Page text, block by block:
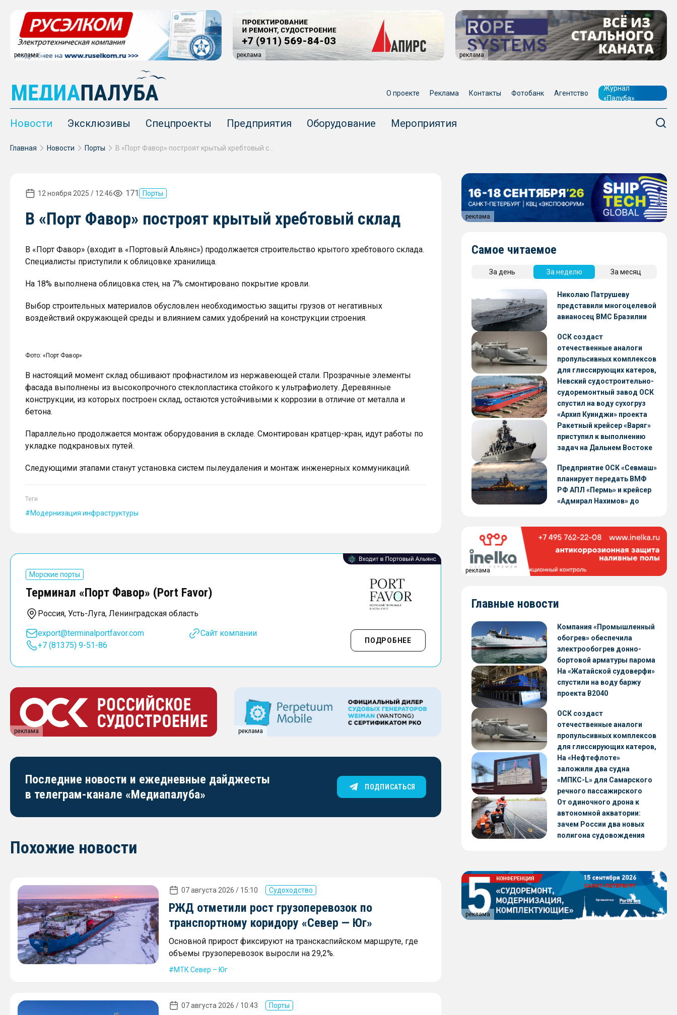
реклама реклама реклама
О проекте Реклама Контакты Фотобанк Агентство
Журнал
«Палуба»
Новости Эксклюзивы Спецпроекты Предприятия Оборудование Мероприятия
Главная Новости Порты
12 ноября 2025 / 12:46 171 Порты
В «Порт Фавор» построят крытый хребтовый склад
В «Порт Фавор» (входит в «Портовый Альянс») продолжается строительство крытого хребтового склада.
Специалисты приступили к облицовке хранилища.
На 18% выполнена облицовка стен, на 7% смонтировано покрытие кровли.
Выбор строительных материалов обусловлен необходимостью защиты грузов от негативных
воздействий окружающей среды и влиянием самих удобрений на конструкции строения.
Фото: «Порт Фавор»
В настоящий момент склад обшивают профнастилом из нержавеющей стали. Прозрачные элементы
фасада выполнены из высокопрочного стеклопластика стойкого к ультрафиолету. Деревянные
конструкции, из которых построен склад, остаются устойчивыми к коррозии в отличие от металла и
бетона.
Параллельно продолжается монтаж оборудования в складе. Смонтирован кратцер-кран, идут работы по
укладке подкрановых путей.
Следующими этапами станут установка систем пылеудаления и монтаж инженерных коммуникаций.
Теги
Модернизация инфраструктуры
Морские порты
Терминал «Порт Фавор» (Port Favor)
Россия, Усть-Луга, Ленинградская область
export@terminalportfavor.com
+7 (81375) 9-51-86
Сайт компании
ПОДРОБНЕЕ
реклама реклама
Последние новости и ежедневные дайджесты
в телеграм-канале «Медиапалуба»
ПОДПИСАТЬСЯ
Похожие новости
07 августа 2026 / 15:10 Судоходство
РЖД отметили рост грузоперевозок по
транспортному коридору «Север — Юг»
Основной прирост фиксируют на транскаспийском маршруте, где
объемы грузоперевозок выросли на 29,2%.
МТК Север – Юг
07 августа 2026 / 10:43 Порты
реклама
Самое читаемое
За день За неделю За месяц
Николаю Патрушеву
представили многоцелевой
авианосец ВМС Бразилии
ОСК создаст
отечественные аналоги
пропульсивных комплексов
для глиссирующих катеров,
скоростных судов и судов с
малой осадкой
Невский судостроительно-
судоремонтный завод ОСК
спустил на воду сухогруз
«Архип Куинджи» проекта
RSD59
Ракетный крейсер «Варяг»
приступил к выполнению
задач на Дальнем Востоке
Предприятие ОСК «Севмаш»
планирует передать ВМФ
РФ АПЛ «Пермь» и крейсер
«Адмирал Нахимов» до
реклама
Главные новости
Компания «Промышленный
обогрев» обеспечила
электрообогрев донно-
бортовой арматуры парома
«Петропавловск» проекта
CNF22
На «Жатайской судоверфи»
спустили на воду баржу
проекта В2040
ОСК создаст
отечественные аналоги
пропульсивных комплексов
для глиссирующих катеров,
скоростных судов и судов с
малой осадкой
На «Нефтефлоте»
заложили два судна
«МПКС-L» для Самарского
речного пассажирского
предприятия
От одиночного дрона к
автономной акватории:
зачем России два новых
полигона судовождения
реклама